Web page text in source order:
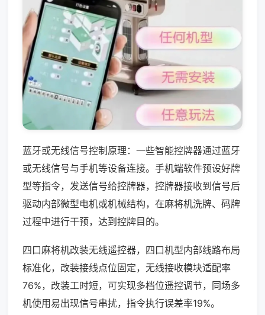
蓝牙或无线信号控制原理：一些智能控牌器通过蓝牙
或无线信号与手机等设备连接。手机端软件预设好牌
型等指令，发送信号给控牌器，控牌器接收到信号后
驱动内部微型电机或机械结构，在麻将机洗牌、码牌
过程中进行干预，达到控牌目的。
四口麻将机改装无线遥控器，四口机型内部线路布局
标准化，改装接线点位固定，无线接收模块适配率
76%，改装工时短，可实现多档位遥控调节，同场多
机使用易出现信号串扰，指令执行误差率19%。